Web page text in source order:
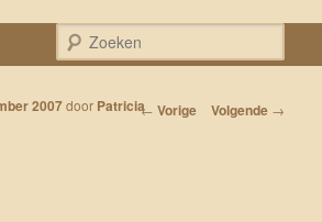
(Keiko, Rontu, Miyuki, Tatsu en Yumi)
Bericht navigatie
← Vorige Volgende →
2007door Patricia